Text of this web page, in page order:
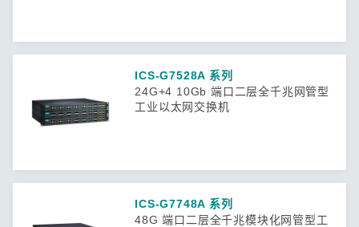
ICS-G7528A 系列
24G+4 10Gb 端口二层全千兆网管型
工业以太网交换机
ICS-G7748A 系列
48G 端口二层全千兆模块化网管型工